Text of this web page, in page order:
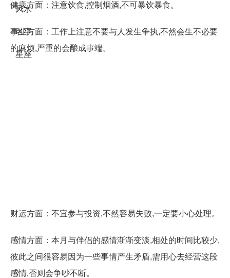
风水
名字
星座
健康方面：注意饮食,控制烟酒,不可暴饮暴食。
事业方面：工作上注意不要与人发生争执,不然会生不必要
的麻烦,严重的会酿成事端。
财运方面：不宜参与投资,不然容易失败,一定要小心处理。
感情方面：本月与伴侣的感情渐渐变淡,相处的时间比较少,
彼此之间很容易因为一些事情产生矛盾,需用心去经营这段
感情,否则会争吵不断。